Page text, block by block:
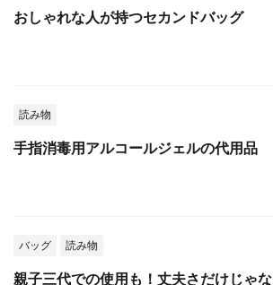
おしゃれな人が持つセカンドバッグ
読み物
手指消毒用アルコールジェルの代用品
バッグ 読み物
親子三代での使用も！丈夫さだけじゃな